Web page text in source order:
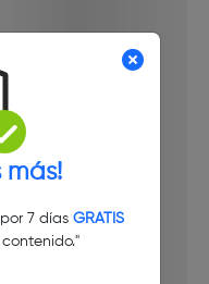
más!
7 días GRATIS